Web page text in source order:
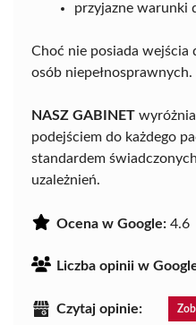
przyjazne warunki
Choć nie posiada
osób niepełnosprawnych.
NASZ GABINET
podejściem do każdego
standardem
uzależnień.
Ocena w Google: 4.6
Liczba opinii w
Czytaj opinie: